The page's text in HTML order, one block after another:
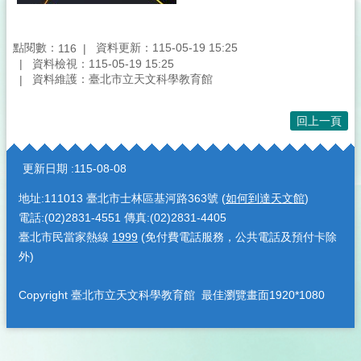
點閱數： 116
資料更新：115-05-19 15:25
資料檢視：115-05-19 15:25
資料維護：臺北市立天文科學教育館
回上一頁
:::
更新日期 115-08-08
地址:111013 臺北市士林區基河路363號 (如何到達天文館)
電話:(02)2831-4551 傳真:(02)2831-4405
臺北市民當家熱線 1999 (免付費電話服務，公共電話及預付卡除
外)
Copyright 臺北市立天文科學教育館 最佳瀏覽畫面1920*1080